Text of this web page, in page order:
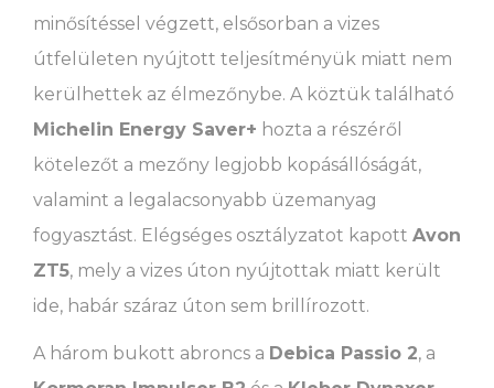
minősítéssel végzett, elsősorban a vizes
útfelületen nyújtott teljesítményük miatt nem
kerülhettek az élmezőnybe. A köztük található
Michelin Energy Saver+ hozta a részéről
kötelezőt a mezőny legjobb kopásállóságát,
valamint a legalacsonyabb üzemanyag
fogyasztást. Elégséges osztályzatot kapott Avon
ZT5, mely a vizes úton nyújtottak miatt került
ide, habár száraz úton sem brillírozott.
A három bukott abroncs a Debica Passio 2, a